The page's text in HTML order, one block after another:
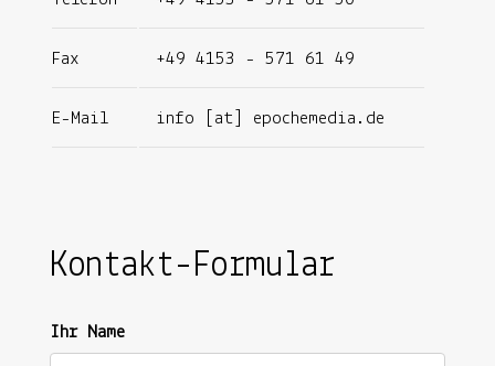
Fax +49 4153 - 571 61 49
E-Mail info [at] epochemedia.de
Kontakt-Formular
Ihr Name